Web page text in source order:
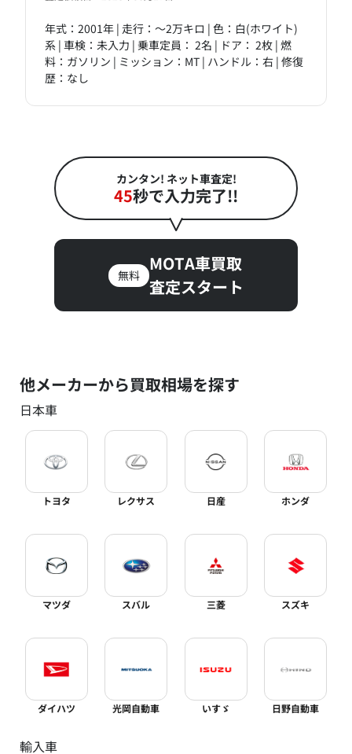
年式：2001年 | 走行：～2万キロ | 色：白(ホワイト)
系 | 車検：未入力 | 乗車定員： 2名 | ドア： 2枚 | 燃
料：ガソリン | ミッション：MT | ハンドル：右 | 修復
歴：なし
カンタン! ネット車査定!
45秒で入力完了!!
無料
MOTA車買取
査定スタート
他メーカーから買取相場を探す
日本車
トヨタ レクサス 日産 ホンダ
マツダ スバル 三菱 スズキ
ダイハツ 光岡自動車 いすゞ 日野自動車
輸入車